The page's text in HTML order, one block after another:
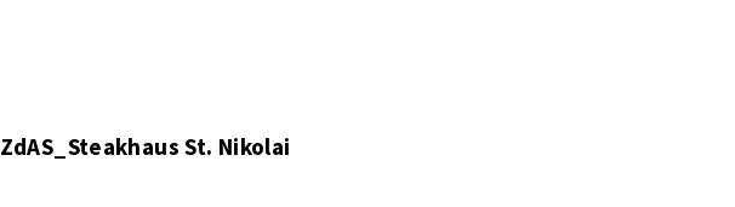
ZdAS_Steakhaus St. Nikolai